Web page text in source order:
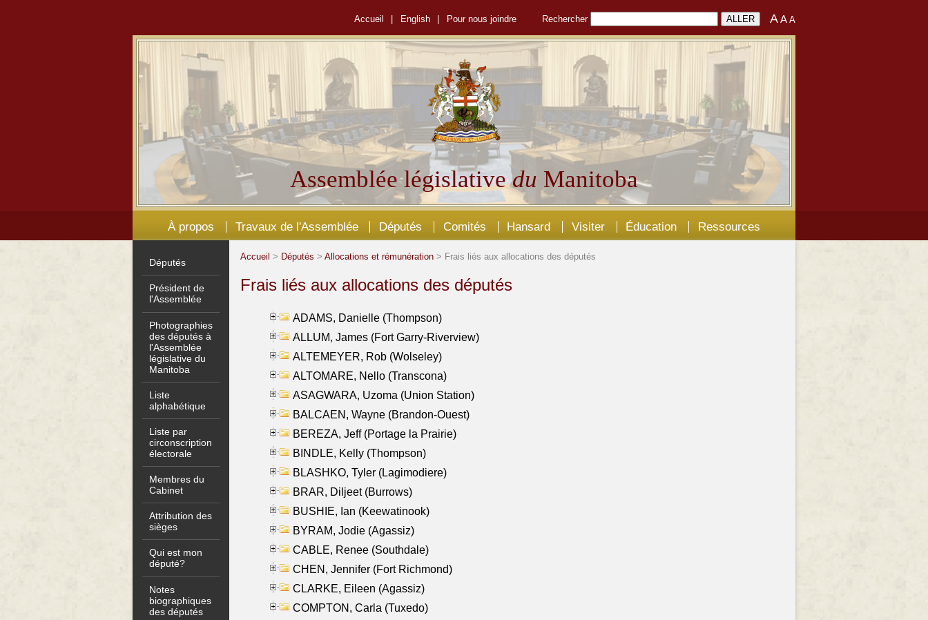
Accueil English Pour nous joindre Rechercher AA A
Assemblée législativedu Manitoba
À propos Travaux de l'Assemblée Députés Comités Hansard Visiter Éducation Ressources
Députés
Président de
l'Assemblée
Photographies
des députés à
l'Assemblée
législative du
Manitoba
Liste
alphabétique
Liste par
circonscription
électorale
Membres du
Cabinet
Attribution des
sièges
Qui est mon
député?
Notes
biographiques
des députés
Accueil > Députés > Allocations et rémunération > Frais liés aux allocations des députés
Frais liés aux allocations des députés
ADAMS, Danielle (Thompson)
ALLUM, James (Fort Garry-Riverview)
ALTEMEYER, Rob (Wolseley)
ALTOMARE, Nello (Transcona)
ASAGWARA, Uzoma (Union Station)
BALCAEN, Wayne (Brandon-Ouest)
BEREZA, Jeff (Portage la Prairie)
BINDLE, Kelly (Thompson)
BLASHKO, Tyler (Lagimodiere)
BRAR, Diljeet (Burrows)
BUSHIE, Ian (Keewatinook)
BYRAM, Jodie (Agassiz)
CABLE, Renee (Southdale)
CHEN, Jennifer (Fort Richmond)
CLARKE, Eileen (Agassiz)
COMPTON, Carla (Tuxedo)